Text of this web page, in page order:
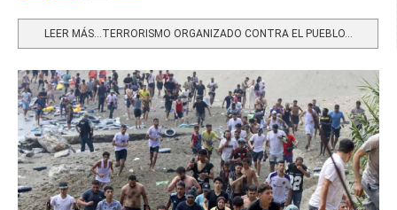
LEER MÁS…TERRORISMO ORGANIZADO CONTRA EL PUEBLO...